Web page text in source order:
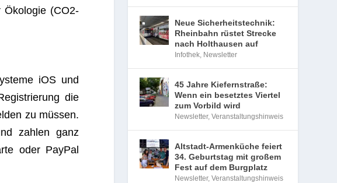
Öko­lo­gie (CO2-
iOS und
die
zu müs­sen.
zah­len ganz
oder Pay­Pal
Neue Sicherheitstechnik:
Rheinbahn rüstet Strecke
nach Holthausen auf
Infothek, Newsletter
45 Jahre Kiefernstraße:
Wenn ein besetztes Viertel
zum Vorbild wird
Newsletter,Veranstaltungshinweis
Altstadt-Armenküche feiert
34. Geburtstag mit großem
Fest auf dem Burgplatz
Newsletter,Veranstaltungshinweis